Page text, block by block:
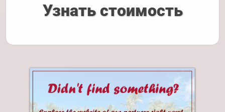
Узнать стоимость